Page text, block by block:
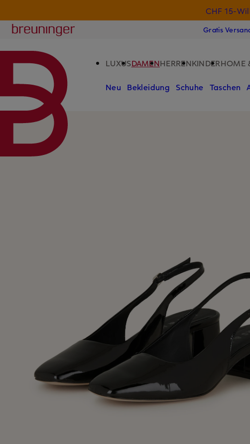
CHF 15-
Breuninger
Gratis
LUXUSDAMENHERRENKINDERHOME
Neu Bekleidung Schuhe Taschen